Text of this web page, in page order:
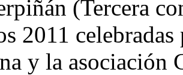
(Tercera
2011
y la asociación